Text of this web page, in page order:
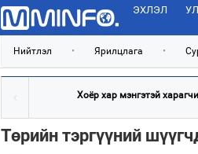
ЭХЛЭЛ
Нийтлэл • Ярилцлага •
Хоёр хар мэнгэтэй
Төрийн тэргүүний